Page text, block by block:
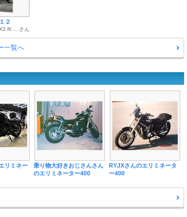
２
/K ... さん
一覧へ
リミネー
乗り物大好きおじさんさん
のエリミネーター400
RYJXさんのエリミネータ
ー400